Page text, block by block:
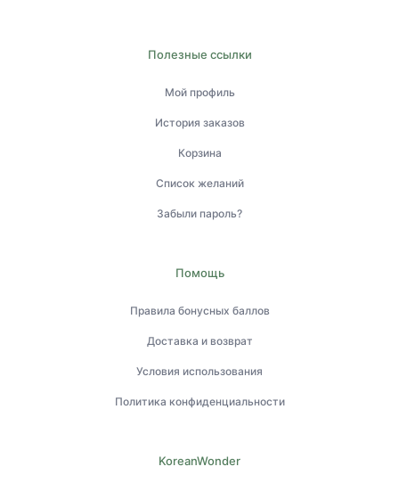
Полезные ссылки
Мой профиль
История заказов
Корзина
Список желаний
Забыли пароль?
Помощь
Правила бонусных баллов
Доставка и возврат
Условия использования
Политика конфиденциальности
KoreanWonder